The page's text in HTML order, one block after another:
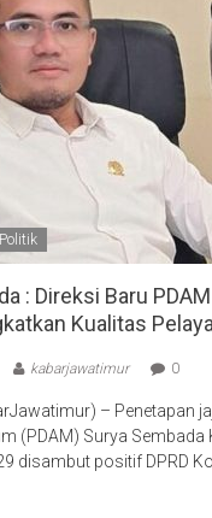
Politik
: Direksi Baru
Kualitas
kabarjawatimur 0
– Penetapan
(PDAM) Surya Sembada
disambut positif DPRD